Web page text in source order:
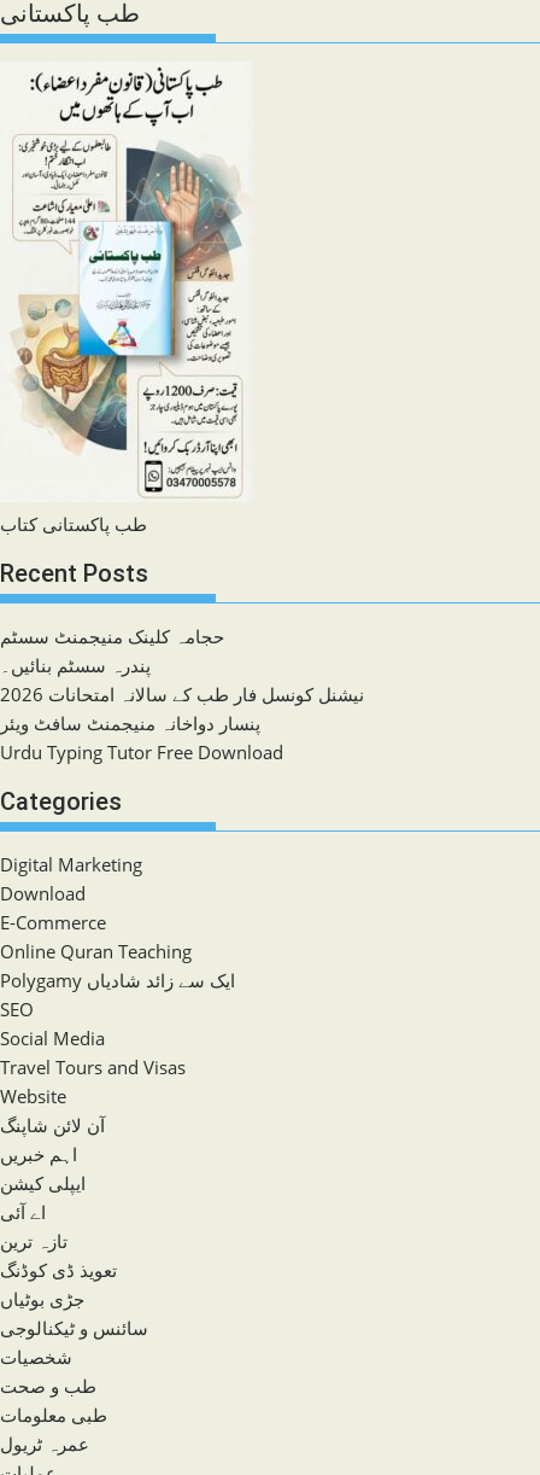
طب پاکستانی
طب پاکستانی کتاب
Recent Posts
حجامہ کلینک منیجمنٹ سسٹم
پندرہ سسٹم بنائیں۔
نیشنل کونسل فار طب کے سالانہ امتحانات 2026
پنسار دواخانہ منیجمنٹ سافٹ ویئر
Urdu Typing Tutor Free Download
Categories
Digital Marketing
Download
E-Commerce
Online Quran Teaching
Polygamy ایک سے زائد شادیاں
SEO
Social Media
Travel Tours and Visas
Website
آن لائن شاپنگ
اہم خبریں
ایپلی کیشن
اے آئی
تازہ ترین
تعویذ ڈی کوڈنگ
جڑی بوٹیاں
سائنس و ٹیکنالوجی
شخصیات
طب و صحت
طبی معلومات
عمرہ ٹریول